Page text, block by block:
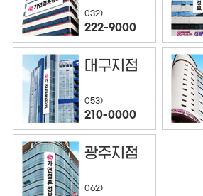
032)
222-9000
대구지점
053)
210-0000
광주지점
062)